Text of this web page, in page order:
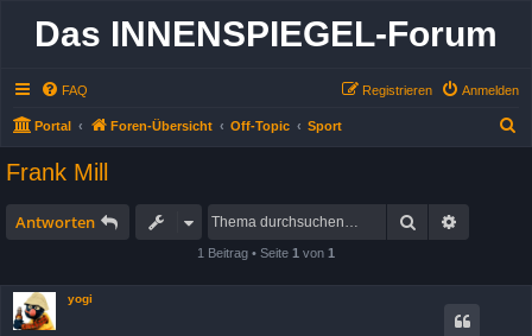
Das INNENSPIEGEL-Forum
FAQ Anmelden
Registrieren
Portal Foren-Übersicht Off-Topic Sport
Frank Mill
Antworten Suche
1 Beitrag • Seite 1 von 1
yogi